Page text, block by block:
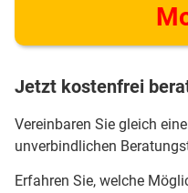
Jetzt kostenfrei
Vereinbaren Sie gleich
unverbindlichen
Erfahren Sie, welche